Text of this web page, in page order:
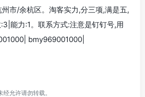
市/余杭区。淘客实力,分三项,满是五,
能力:1。联系方式:注意是钉钉号,用
bmy969001000|
允许请勿转载。